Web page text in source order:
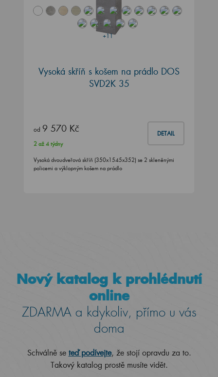
+11
Vysoká skříň s košem na prádlo DOS
SVD2K 35
od 9 570 Kč DETAIL
2 až 4 týdny
Vysoká dvoudveřová skříň (350x1545x352) se 2 skleněnými
policemi a výklopným košem na prádlo
Nový katalog k prohlédnutí
online
ZDARMA a kdykoliv, přímo u vás
doma
Schválně se teď podívejte, že stojí opravdu za to.
Takový katalog prostě musíte vidět.